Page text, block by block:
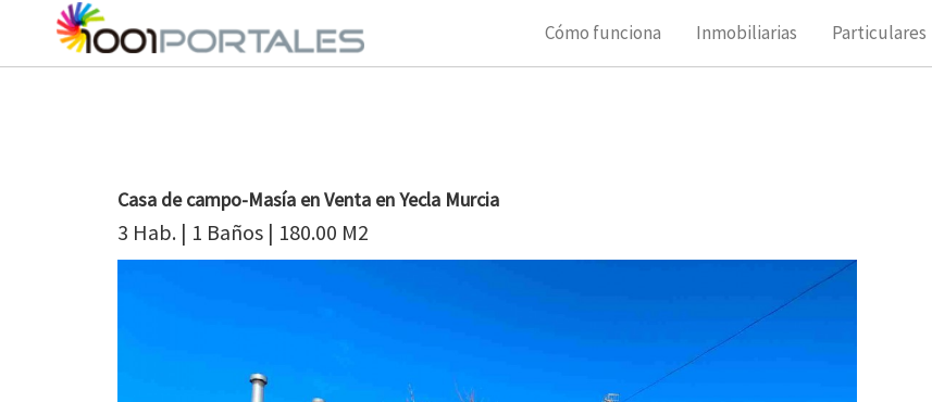
Cómo funciona Inmobiliarias Particulares
Casa de campo-Masía en Venta en Yecla Murcia
3 Hab. | 1 Baños | 180.00 M2